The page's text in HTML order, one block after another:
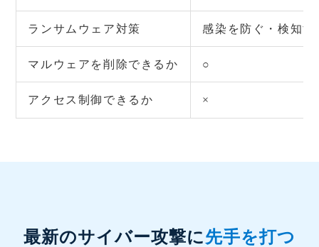
ランサムウェア対策 感染を防ぐ・検知す
マルウェアを削除できるか ○
アクセス制御できるか ×
最新のサイバー攻撃に先手を打つ